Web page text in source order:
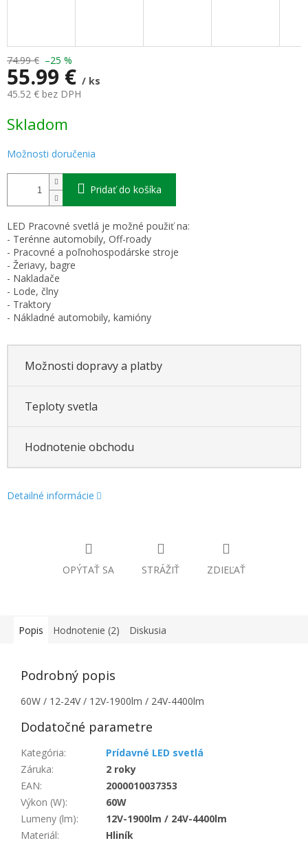
74.99 € –25 %
55.99 € / ks
45.52 € bez DPH
cena:
Skladom
Možnosti doručenia
Pridať do košíka
LED Pracovné svetlá je možné použiť na:
- Terénne automobily, Off-roady
- Pracovné a poľnohospodárske stroje
- Žeriavy, bagre
- Nakladače
- Lode, člny
- Traktory
- Nákladné automobily, kamióny
Možnosti dopravy a platby
Teploty svetla
Hodnotenie obchodu
Detailné informácie
OPÝTAŤ SA STRÁŽIŤ ZDIEĽAŤ
Popis Hodnotenie (2) Diskusia
Podrobný popis
60W / 12-24V / 12V-1900lm / 24V-4400lm
Dodatočné parametre
Kategória:
Prídavné LED svetlá
Záruka:
2 roky
EAN:
2000010037353
Výkon (W):
60W
Lumeny (lm):
12V-1900lm / 24V-4400lm
Materiál:
Hliník